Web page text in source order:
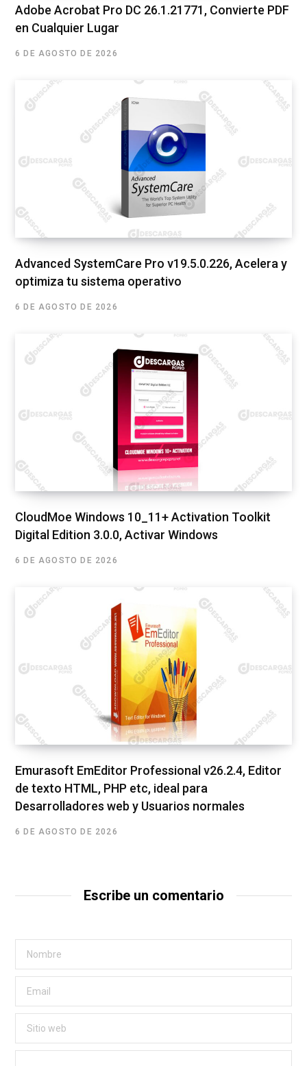
Adobe Acrobat Pro DC 26.1.21771, Convierte PDF
en Cualquier Lugar
6 DE AGOSTO DE 2026
Advanced SystemCare Pro v19.5.0.226, Acelera y
optimiza tu sistema operativo
6 DE AGOSTO DE 2026
CloudMoe Windows 10_11+ Activation Toolkit
Digital Edition 3.0.0, Activar Windows
6 DE AGOSTO DE 2026
Emurasoft EmEditor Professional v26.2.4, Editor
de texto HTML, PHP etc, ideal para
Desarrolladores web y Usuarios normales
6 DE AGOSTO DE 2026
Escribe un comentario